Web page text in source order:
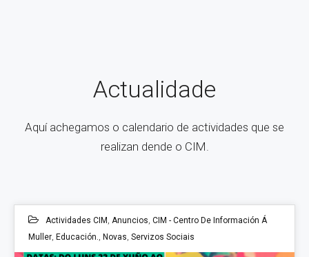
Actualidade
Aquí achegamos o calendario de actividades que se
realizan dende o CIM.
Actividades CIM , Anuncios, CIM - Centro De Información Á
Muller, Educación., Novas, Servizos Sociais